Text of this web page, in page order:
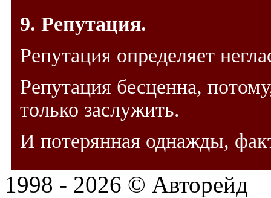
9. Репутация.
Репутация определяет
Репутация бесценна,
только заслужить.
И потерянная однажды,
1998 - 2026 © Авторейд